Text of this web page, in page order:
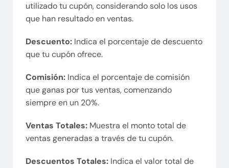
utilizado tu cupón, considerando solo los usos
que han resultado en ventas.
Descuento: Indica el porcentaje de descuento
que tu cupón ofrece.
Comisión: Indica el porcentaje de comisión
que ganas por tus ventas, comenzando
siempre en un 20%.
Ventas Totales: Muestra el monto total de
ventas generadas a través de tu cupón.
Descuentos Totales: Indica el valor total de